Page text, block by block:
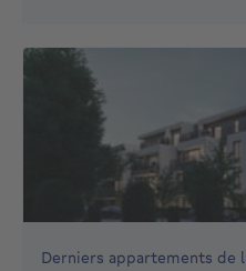
Derniers appartements de